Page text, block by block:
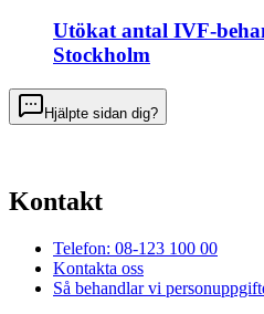
Utökat antal IVF-
Stockholm
Hjälpte sidan dig?
Kontakt
Telefon: 08-123 100 00
Kontakta oss
Så behandlar vi